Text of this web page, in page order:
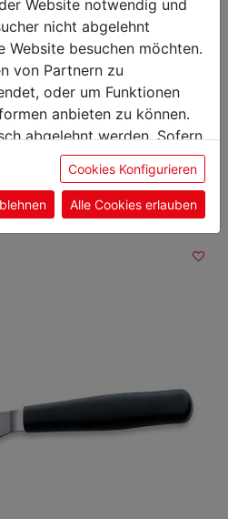
Sie auch
Website notwendig und
nicht abgelehnt
Website besuchen möchten.
von Partnern zu
oder um Funktionen
anbieten zu können.
abgelehnt werden. Sofern
nutzen, geben Sie
Cookies.
Cookies Konfigurieren
Alle Cookies erlauben